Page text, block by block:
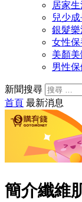
居家
兒少
銀髮樂
女性保
美顏美
男性保
新聞搜尋
首頁 最新消息
簡介纖維